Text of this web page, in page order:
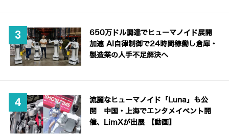
650万ドル調達でヒューマノイド展開
加速 AI自律制御で24時間稼働し倉庫・
製造業の人手不足解決へ
流麗なヒューマノイド「Luna」も公
開 中国・上海でエンタメイベント開
催、LimXが出展 【動画】